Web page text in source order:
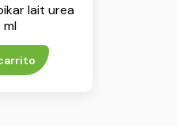
lait urea